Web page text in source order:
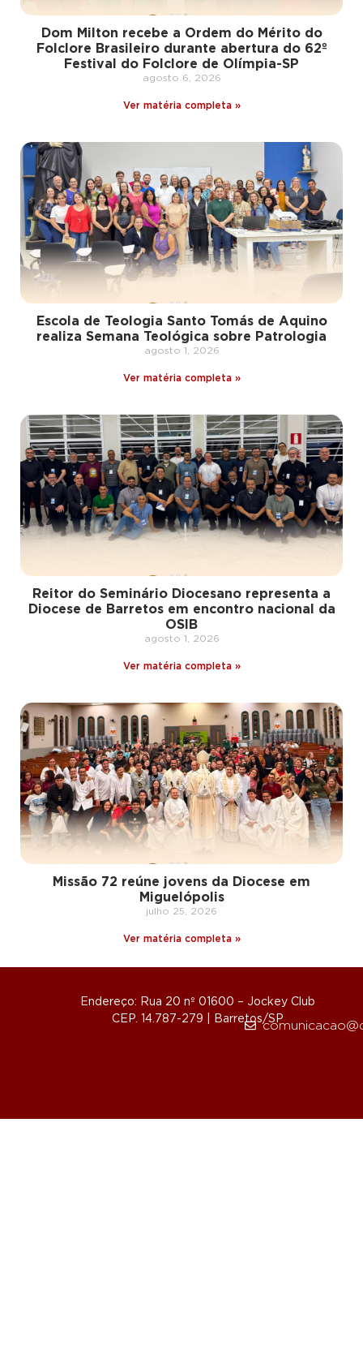
Dom Milton recebe a Ordem do Mérito do
Folclore Brasileiro durante abertura do 62º
Festival do Folclore de Olímpia-SP
agosto 6, 2026
Ver matéria completa »
Escola de Teologia Santo Tomás de Aquino
realiza Semana Teológica sobre Patrologia
agosto 1, 2026
Ver matéria completa »
Reitor do Seminário Diocesano representa a
Diocese de Barretos em encontro nacional da
OSIB
agosto 1, 2026
Ver matéria completa »
Missão 72 reúne jovens da Diocese em
Miguelópolis
julho 25, 2026
Ver matéria completa »
Endereço: Rua 20 nº 01600 – Jockey Club
CEP. 14.787-279 | Barretos/SP